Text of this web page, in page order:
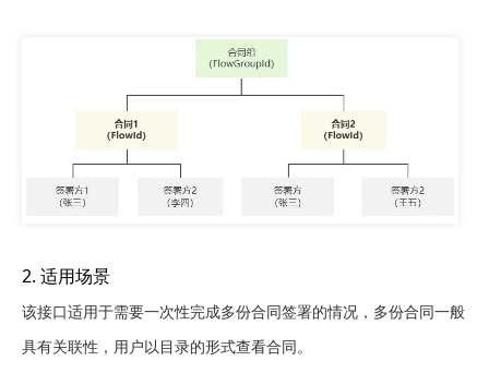
2. 适用场景
该接口适用于需要一次性完成多份合同签署的情况，多份合同一般
具有关联性，用户以目录的形式查看合同。